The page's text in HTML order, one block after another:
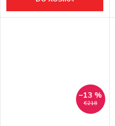
€218
–13 %